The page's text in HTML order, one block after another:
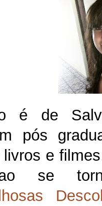
é de
pós
e
se